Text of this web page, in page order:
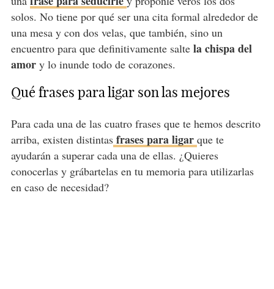
solos. No tiene por qué ser una cita formal alrededor de
una mesa y con dos velas, que también, sino un
encuentro para que definitivamente salte la chispa del
amory lo inunde todo de corazones.
Qué frases para ligar son las mejores
Para cada una de las cuatro frases que te hemos descrito
arriba, existen distintas frases para ligar que te
ayudarán a superar cada una de ellas. ¿Quieres
conocerlas y grábartelas en tu memoria para utilizarlas
en caso de necesidad?